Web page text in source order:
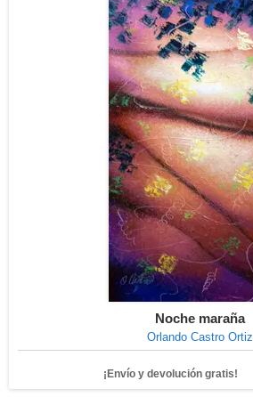
Noche maraña
Orlando Castro Ortiz
¡Envío y devolución gratis!